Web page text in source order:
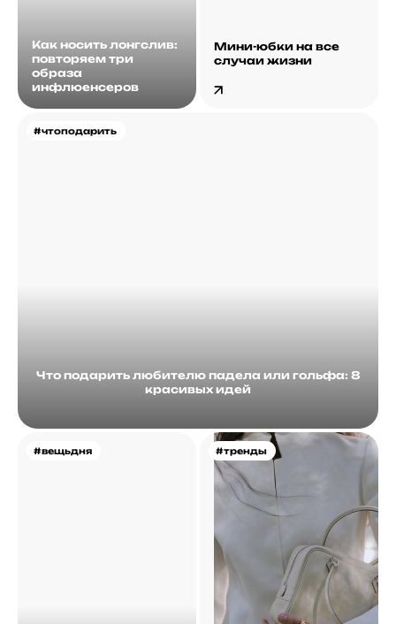
Как носить лонгслив:
повторяем три
образа
инфлюенсеров
#чтоподарить
Что подарить любителю падела или гольфа: 8
красивых идей
Мини-юбки на все
случаи жизни
#вещьдня #тренды